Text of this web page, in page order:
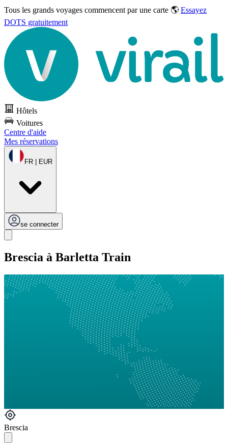
Tous les grands voyages commencent par une carte 🌎 Essayez
DOTS gratuitement
Hôtels
Voitures
Centre d'aide
Mes réservations
FR | EUR
se connecter
Brescia à Barletta Train
Brescia